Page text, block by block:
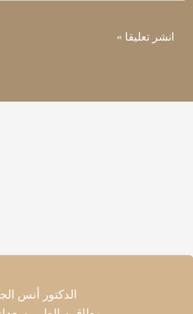
الدكتور أنس